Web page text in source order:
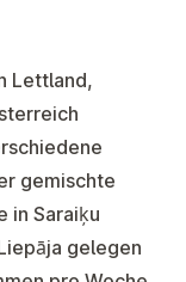
Lettland,
gemischte
in Saraiķu
gelegen